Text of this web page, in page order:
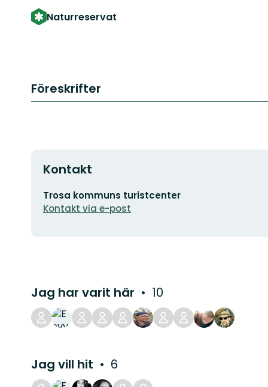
Naturreservat
Föreskrifter
Kontakt
E-
postadress
Trosa kommuns turistcenter
Kontakt via e-post
Jag har varit här 10
Jag vill hit 6